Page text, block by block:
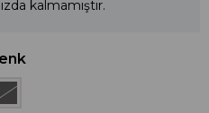
kalmamıştır.